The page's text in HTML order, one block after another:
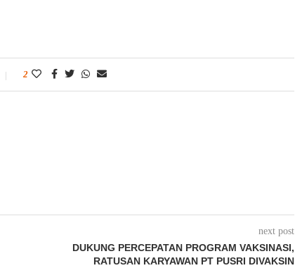
2
next post
DUKUNG PERCEPATAN PROGRAM VAKSINASI,
RATUSAN KARYAWAN PT PUSRI DIVAKSIN